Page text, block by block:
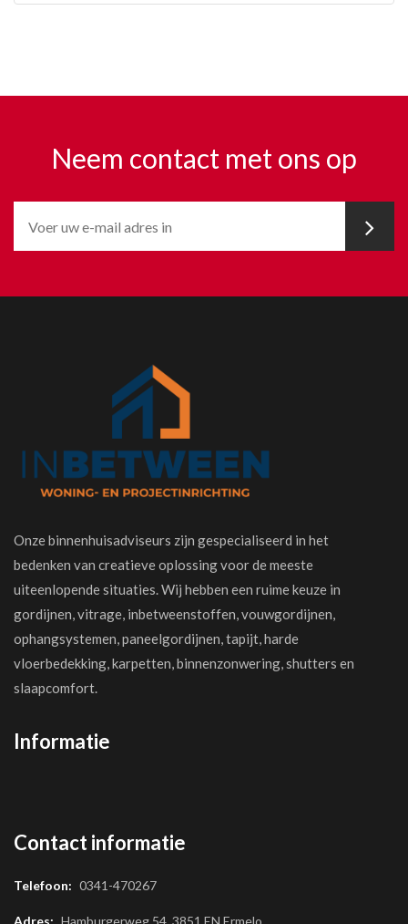
Neem contact met ons op
Onze binnenhuisadviseurs zijn gespecialiseerd in het
bedenken van creatieve oplossing voor de meeste
uiteenlopende situaties. Wij hebben een ruime keuze in
gordijnen, vitrage, inbetweenstoffen, vouwgordijnen,
ophangsystemen, paneelgordijnen, tapijt, harde
vloerbedekking, karpetten, binnenzonwering, shutters en
slaapcomfort.
Informatie
Contact informatie
Telefoon: 0341-470267
Adres: Hamburgerweg 54, 3851 EN Ermelo